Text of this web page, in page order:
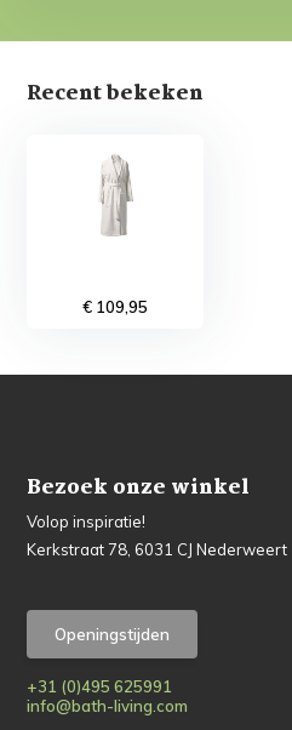
Recent bekeken
€ 109,95
Bezoek onze winkel
Volop inspiratie!
Kerkstraat 78, 6031 CJ Nederweert
Openingstijden
+31 (0)495 625991
info@bath-living.com